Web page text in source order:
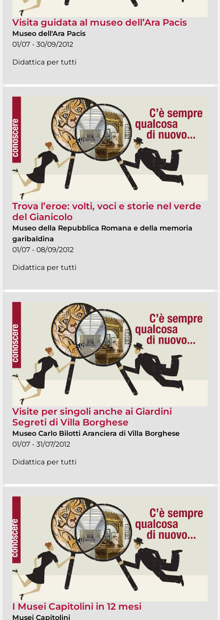
Visita guidata al museo dell’Ara Pacis
Museo dell'Ara Pacis
01/07 - 30/09/2012
Didattica per tutti
Trova l’eroe: volti, voci e storie nel verde
del Gianicolo
Museo della Repubblica Romana e della memoria
garibaldina
01/07 - 08/09/2012
Didattica per tutti
Visite per singoli anche ai Giardini
Segreti di Villa Borghese
Museo Carlo Bilotti Aranciera di Villa Borghese
01/07 - 31/07/2012
Didattica per tutti
I Musei Capitolini in 12 mesi
Musei Capitolini